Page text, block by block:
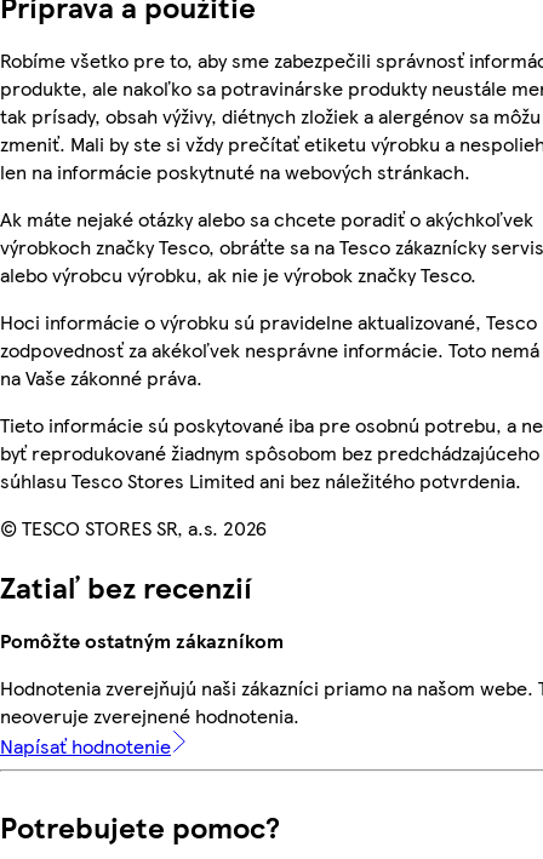
Robíme všetko pre to, aby sme zabezpečili správnosť
produkte, ale nakoľko sa potravinárske produkty neustále
tak prísady, obsah výživy, diétnych zložiek a alergénov sa môžu
zmeniť. Mali by ste si vždy prečítať etiketu výrobku a
len na informácie poskytnuté na webových stránkach.
Ak máte nejaké otázky alebo sa chcete poradiť o akýchkoľvek
výrobkoch značky Tesco, obráťte sa na Tesco zákaznícky
alebo výrobcu výrobku, ak nie je výrobok značky Tesco.
Hoci informácie o výrobku sú pravidelne aktualizované, Tesco
zodpovednosť za akékoľvek nesprávne informácie. Toto
na Vaše zákonné práva.
Tieto informácie sú poskytované iba pre osobnú potrebu, a
byť reprodukované žiadnym spôsobom bez predchádzajúceho
súhlasu Tesco Stores Limited ani bez náležitého potvrdenia.
© TESCO STORES SR, a.s. 2026
Zatiaľ bez recenzií
Pomôžte ostatným zákazníkom
Hodnotenia zverejňujú naši zákazníci priamo na našom webe.
neoveruje zverejnené hodnotenia.
Napísať hodnotenie
Potrebujete pomoc?